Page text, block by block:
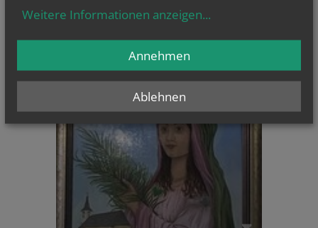
Weitere Informationen anzeigen...
Ablehnen
Annehmen